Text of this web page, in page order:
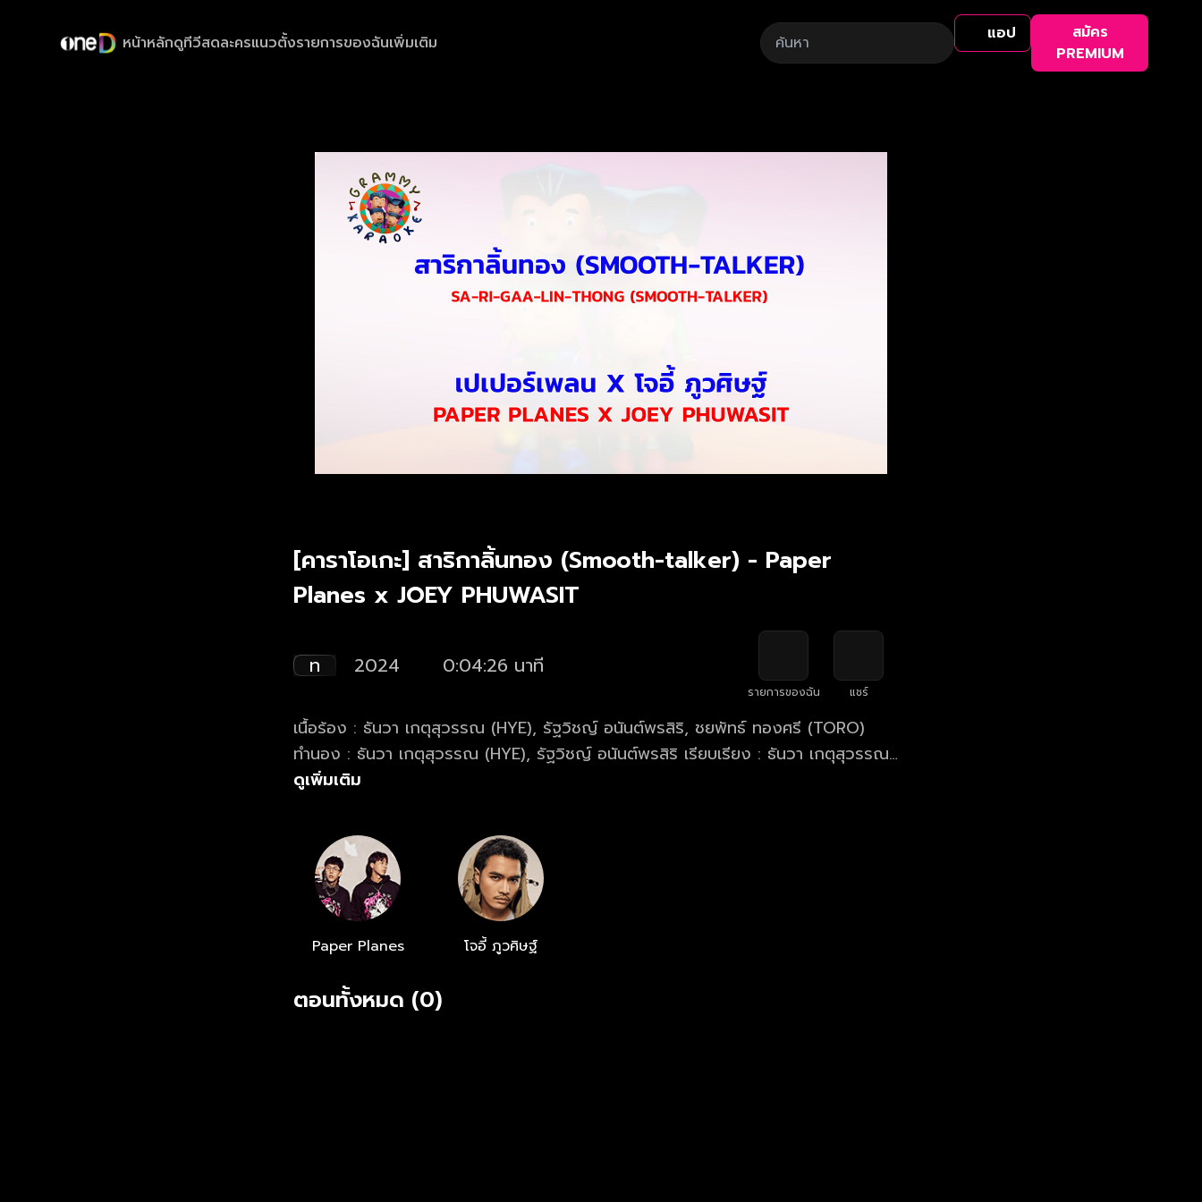
หน้าหลักดูทีวีสดละครแนวตั้งรายการของฉันเพิ่มเติม แอป
สมัคร
PREMIUM
[คาราโอเกะ] สาริกาลิ้นทอง (Smooth-talker) - Paper
Planes x JOEY PHUWASIT
ท 2024 0:04:26 นาที
รายการของฉัน แชร์
เนื้อร้อง : ธันวา เกตุสุวรรณ (HYE), รัฐวิชญ์ อนันต์พรสิริ, ชยพัทธ์ ทองศรี (TORO)
ทำนอง : ธันวา เกตุสุวรรณ (HYE), รัฐวิชญ์ อนันต์พรสิริ เรียบเรียง : ธันวา เกตุสุวรรณ
(HYE), นครินทร์ ขุนภักดี (SENJI), ชยพัทธ์ ทองศรี (TORO)
ดูเพิ่มเติม
Paper Planes โจอี้ ภูวศิษฐ์
ตอนทั้งหมด (0)